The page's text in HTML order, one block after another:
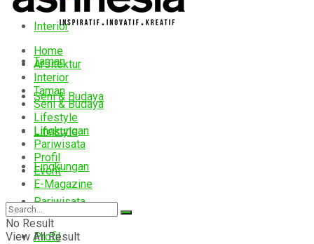
Interior
Taman
Seni & Budaya
Lifestyle
Lingkungan
Pariwisata
Profil
Home
Arsitektur
Interior
Taman
Seni & Budaya
Lifestyle
Lingkungan
Pariwisata
Profil
Event
E-Magazine
No Result
View All Result